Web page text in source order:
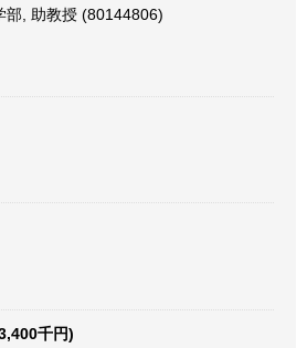
部, 助教授 (80144806)
千円)